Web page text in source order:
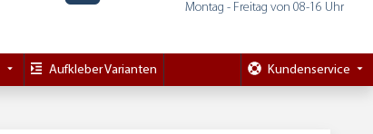
Montag - Freitag von 08-16 Uhr
Aufkleber Varianten Kundenservice